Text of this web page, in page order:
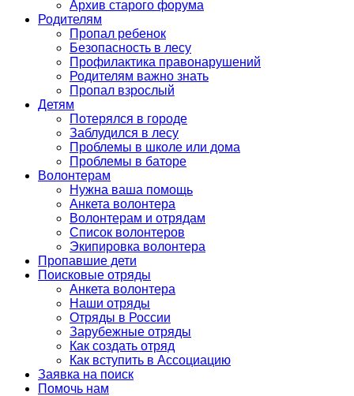
Архив старого форума
Родителям
Пропал ребенок
Безопасность в лесу
Профилактика правонарушений
Родителям важно знать
Пропал взрослый
Детям
Потерялся в городе
Заблудился в лесу
Проблемы в школе или дома
Проблемы в баторе
Волонтерам
Нужна ваша помощь
Анкета волонтера
Волонтерам и отрядам
Список волонтеров
Экипировка волонтера
Пропавшие дети
Поисковые отряды
Анкета волонтера
Наши отряды
Отряды в России
Зарубежные отряды
Как создать отряд
Как вступить в Ассоциацию
Заявка на поиск
Помочь нам